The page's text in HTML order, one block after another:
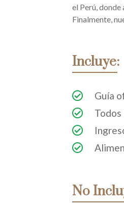
el Perú, donde
Finalmente,
Incluye:
Guía
No